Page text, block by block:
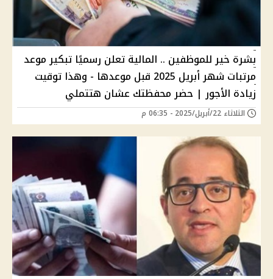
بشرة خير للموظفين .. المالية تعلن رسميًا تبكير موعد
مرتبات شهر أبريل 2025 قبل موعدها - وهذا توقيت
زيادة الأجور | حضر محفظتك عشان هتتملي
الثلاثاء 22/أبريل/2025 - 06:35 م